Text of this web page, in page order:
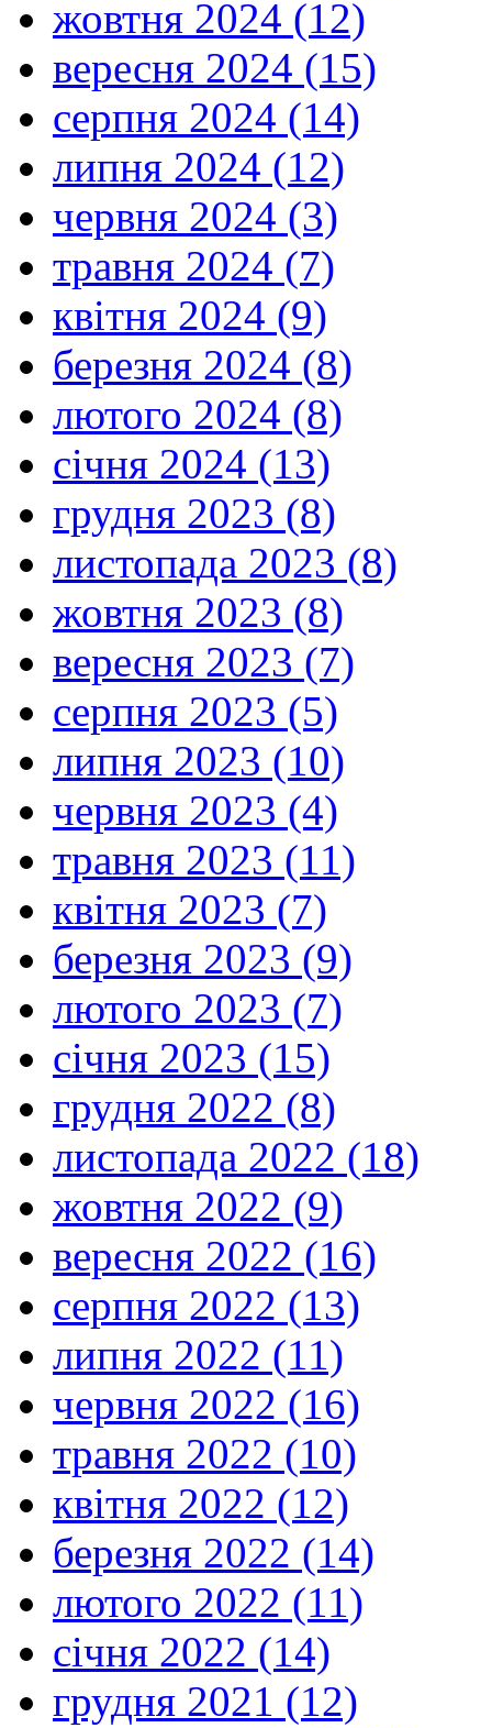
жовтня 2024 (12)
вересня 2024 (15)
серпня 2024 (14)
липня 2024 (12)
червня 2024 (3)
травня 2024 (7)
квітня 2024 (9)
березня 2024 (8)
лютого 2024 (8)
січня 2024 (13)
грудня 2023 (8)
листопада 2023 (8)
жовтня 2023 (8)
вересня 2023 (7)
серпня 2023 (5)
липня 2023 (10)
червня 2023 (4)
травня 2023 (11)
квітня 2023 (7)
березня 2023 (9)
лютого 2023 (7)
січня 2023 (15)
грудня 2022 (8)
листопада 2022 (18)
жовтня 2022 (9)
вересня 2022 (16)
серпня 2022 (13)
липня 2022 (11)
червня 2022 (16)
травня 2022 (10)
квітня 2022 (12)
березня 2022 (14)
лютого 2022 (11)
січня 2022 (14)
грудня 2021 (12)